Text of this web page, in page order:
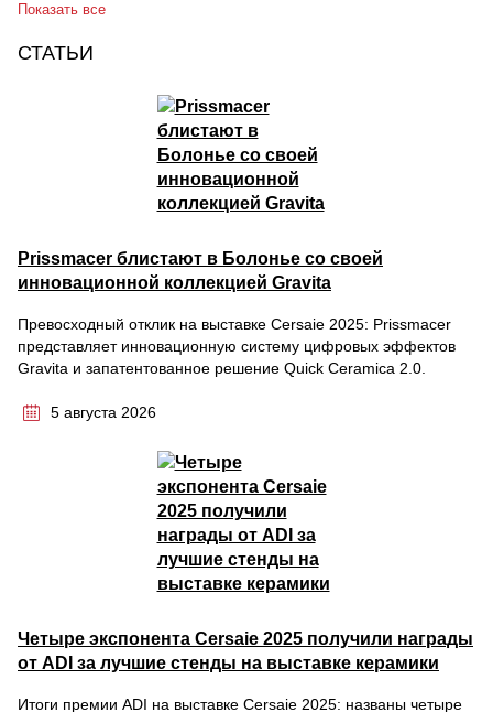
Показать все
СТАТЬИ
Prissmacer блистают в Болонье со своей
инновационной коллекцией Gravita
Превосходный отклик на выставке Cersaie 2025: Prissmacer
представляет инновационную систему цифровых эффектов
Gravita и запатентованное решение Quick Ceramica 2.0.
5 августа 2026
Четыре экспонента Cersaie 2025 получили награды
от ADI за лучшие стенды на выставке керамики
Итоги премии ADI на выставке Cersaie 2025: названы четыре